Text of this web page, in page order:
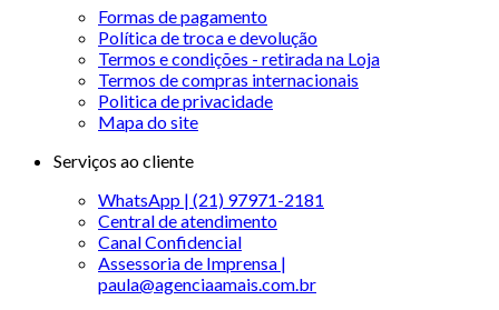
Formas de pagamento
Política de troca e devolução
Termos e condições - retirada na Loja
Termos de compras internacionais
Politica de privacidade
Mapa do site
Serviços ao cliente
WhatsApp | (21) 97971-2181
Central de atendimento
Canal Confidencial
Assessoria de Imprensa |
paula@agenciaamais.com.br